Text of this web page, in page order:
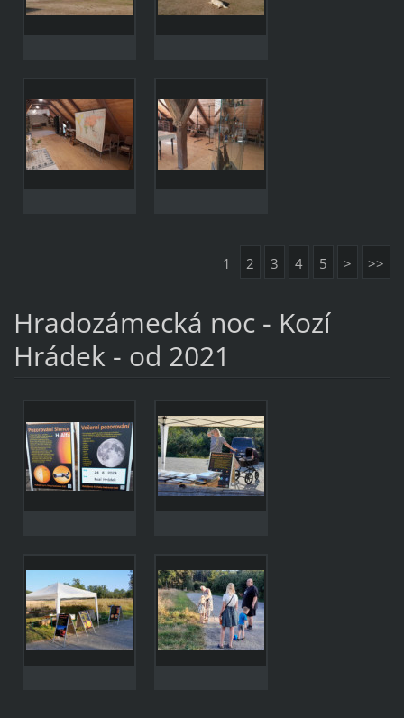
1 2 3 4 5 > >>
Hradozámecká noc - Kozí
Hrádek - od 2021